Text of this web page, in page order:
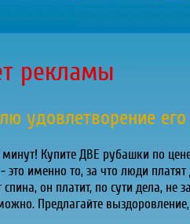
рекламы
удовлетворение
минут! Купите ДВЕ рубашки по
это именно то, за что люди
он платит, по сути дела,
Предлагайте